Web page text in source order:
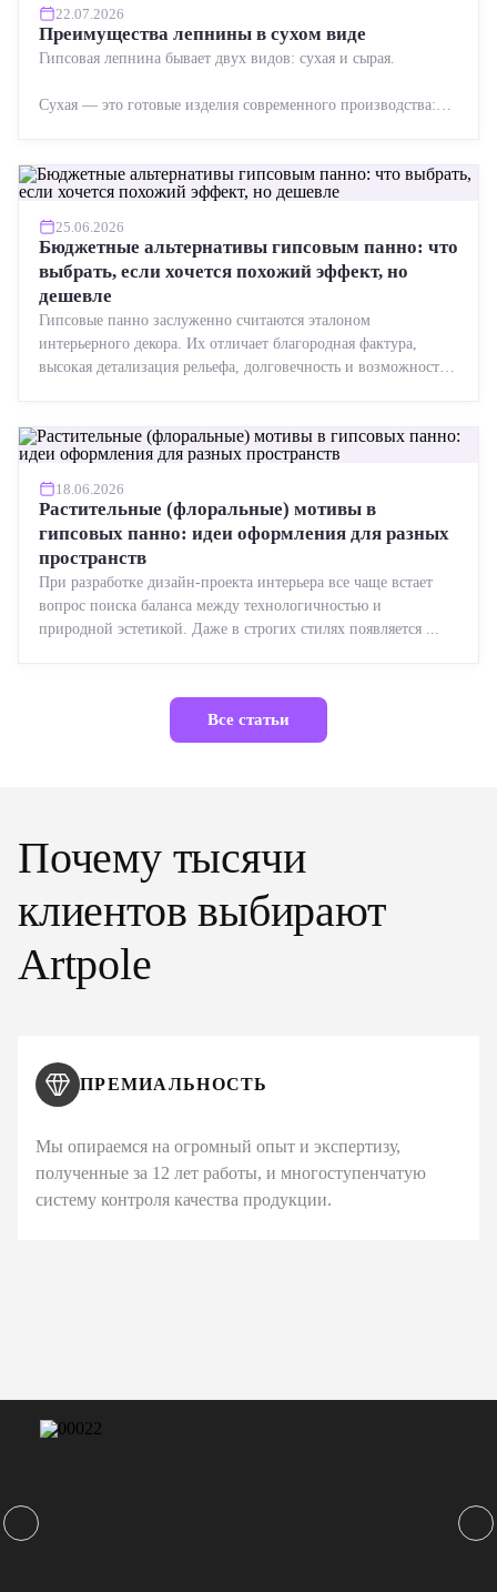
22.07.2026
Преимущества лепнины в сухом виде
Гипсовая лепнина бывает двух видов: сухая и сырая.
Сухая — это готовые изделия современного производства:
25.06.2026
Бюджетные альтернативы гипсовым панно: что
выбрать, если хочется похожий эффект, но
дешевле
Гипсовые панно заслуженно считаются эталоном
интерьерного декора. Их отличает благородная фактура,
высокая детализация рельефа, долговечность и возможность
18.06.2026
Растительные (флоральные) мотивы в
гипсовых панно: идеи оформления для разных
пространств
При разработке дизайн-проекта интерьера все чаще встает
вопрос поиска баланса между технологичностью и
природной эстетикой. Даже в строгих стилях появляется ...
Все статьи
Почему тысячи
клиентов выбирают
Artpole
ПРЕМИАЛЬНОСТЬ
Мы опираемся на огромный опыт и экспертизу,
полученные за 12 лет работы, и многоступенчатую
систему контроля качества продукции.